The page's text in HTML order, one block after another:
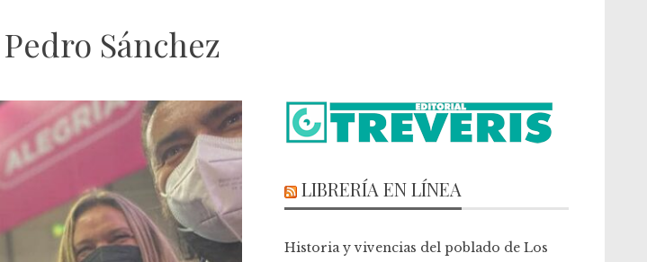
Pedro Sánchez
LIBRERÍA EN LÍNEA
Historia y vivencias del poblado de Los